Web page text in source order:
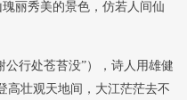
丽秀美的景色，仿若人间仙
公行处苍苔没”），诗人用雄健
高壮观天地间，大江茫茫去不